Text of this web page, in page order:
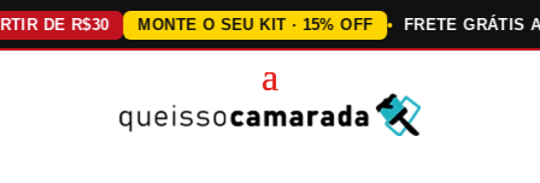
R$30 MONTE O SEU KIT · 15% OFF FRETE GRÁTIS ACIMA